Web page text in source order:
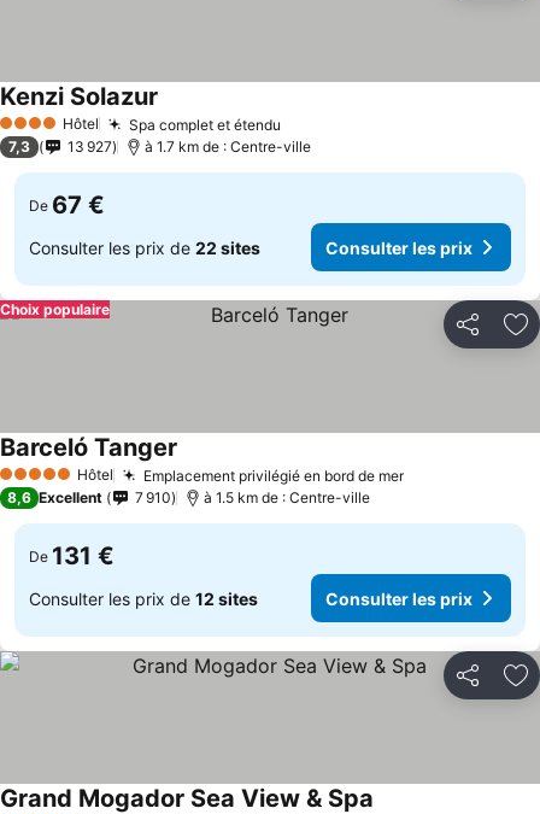
4 Étoiles Hôtel Spa complet et étendu
Kenzi Solazur
7,3 13 927 à 1.7 km de : Centre-ville
De 67 €
Consulter les prix de 22 sites Consulter les prix
Partager
Choix populaire
5 Étoiles Hôtel Emplacement privilégié en bord de mer
Barceló Tanger
8,6 Excellent 7 910 à 1.5 km de : Centre-ville
De 131 €
Consulter les prix de 12 sites Consulter les prix
Partager
Grand Mogador Sea View & Spa